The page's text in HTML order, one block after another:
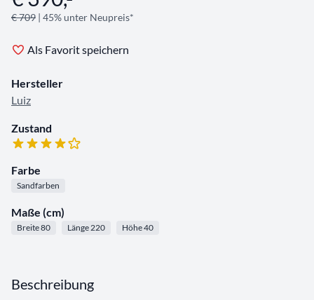
€ 709 | 45% unter Neupreis*
Als Favorit speichern
Hersteller
Luiz
Zustand
Farbe
Sandfarben
Maße (cm)
Breite 80 Länge 220 Höhe 40
Beschreibung